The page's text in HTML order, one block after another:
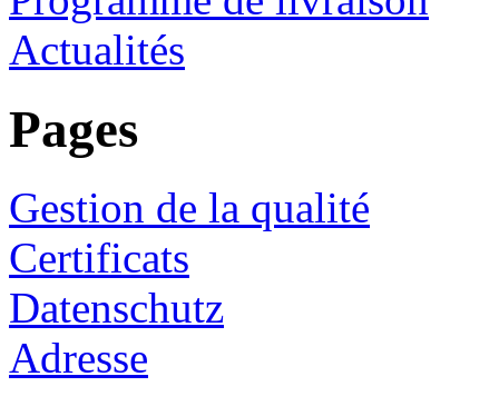
Actualités
Pages
Gestion de la qualité
Certificats
Datenschutz
Adresse